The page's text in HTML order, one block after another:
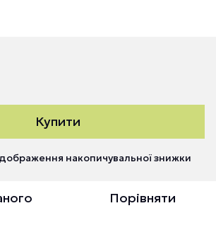
Купити
накопичувальної знижки
Порівняти